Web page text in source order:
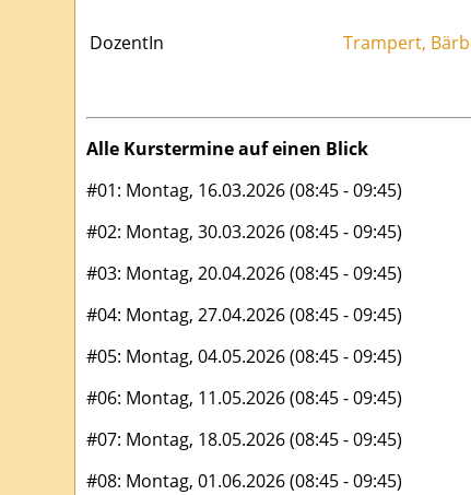
DozentIn Trampert,
Alle Kurstermine auf einen Blick
#01: Montag, 16.03.2026 (08:45 - 09:45)
#02: Montag, 30.03.2026 (08:45 - 09:45)
#03: Montag, 20.04.2026 (08:45 - 09:45)
#04: Montag, 27.04.2026 (08:45 - 09:45)
#05: Montag, 04.05.2026 (08:45 - 09:45)
#06: Montag, 11.05.2026 (08:45 - 09:45)
#07: Montag, 18.05.2026 (08:45 - 09:45)
#08: Montag, 01.06.2026 (08:45 - 09:45)